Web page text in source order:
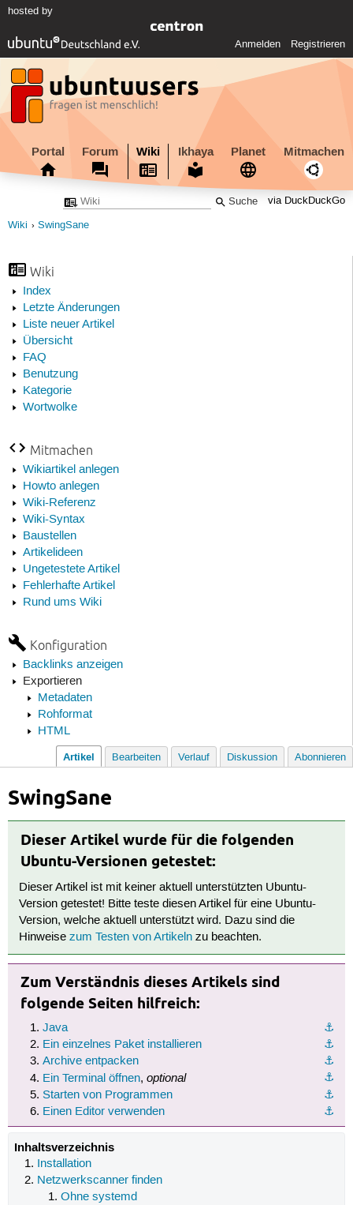
hosted by
Anmelden Registrieren
Portal Forum Wiki Ikhaya Planet Mitmachen
via DuckDuckGo
Wiki SwingSane
Wiki
Index
Letzte Änderungen
Liste neuer Artikel
Übersicht
FAQ
Benutzung
Kategorie
Wortwolke
Mitmachen
Wikiartikel anlegen
Howto anlegen
Wiki-Referenz
Wiki-Syntax
Baustellen
Artikelideen
Ungetestete Artikel
Fehlerhafte Artikel
Rund ums Wiki
Konfiguration
Backlinks anzeigen
Exportieren
Metadaten
Rohformat
HTML
Artikel Bearbeiten Verlauf Diskussion Abonnieren
SwingSane
Dieser Artikel wurde für die folgenden
Ubuntu-Versionen getestet:
Dieser Artikel ist mit keiner aktuell unterstützten Ubuntu-
Version getestet! Bitte teste diesen Artikel für eine Ubuntu-
Version, welche aktuell unterstützt wird. Dazu sind die
Hinweisezum Testen von Artikeln zu beachten.
Zum Verständnis dieses Artikels sind
folgende Seiten hilfreich:
⚓︎
Java
⚓︎
Ein einzelnes Paket installieren
⚓︎
Archive entpacken
⚓︎
Ein Terminal öffnen, optional
⚓︎
Starten von Programmen
⚓︎
Einen Editor verwenden
Inhaltsverzeichnis
Installation
Netzwerkscanner finden
Ohne systemd